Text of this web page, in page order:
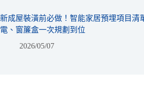
新成屋裝潢前必做！智能家居預埋項目清
電、窗簾盒一次規劃到位
2026/05/07